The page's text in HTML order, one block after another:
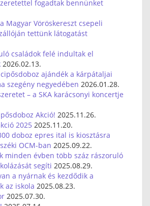
fogadtak bennünket
Magyar Vöröskereszt csepeli
tettünk látogatást
családok felé indultak el
2026.02.13.
ajándék a kárpátaljai
szegény negyedében 2026.01.28.
– a SKA karácsonyi koncertje
Akció! 2025.11.26.
2025 2025.11.20.
doboz epres ital is kiosztásra
OCM-ban 2025.09.22.
minden évben több száz rászoruló
segíti 2025.08.29.
a nyárnak és kezdődik a
az iskola 2025.08.23.
2025.07.30.